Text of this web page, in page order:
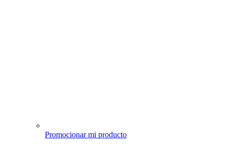
Promocionar mi producto